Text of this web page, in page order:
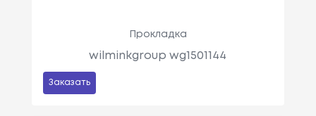
Прокладка
wilminkgroup wg1501144
Заказать